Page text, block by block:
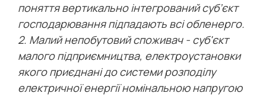
поняття вертикально інтегрований суб’єкт
господарювання підпадають всі обленерго.
2. Малий непобутовий споживач - суб'єкт
малого підприємництва, електроустановки
якого приєднані до системи розподілу
електричної енергії номінальною напругою